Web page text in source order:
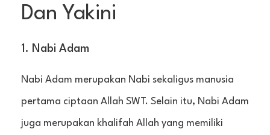
Dan Yakini
1. Nabi Adam
Nabi Adam merupakan Nabi sekaligus manusia
pertama ciptaan Allah SWT. Selain itu, Nabi Adam
juga merupakan khalifah Allah yang memiliki